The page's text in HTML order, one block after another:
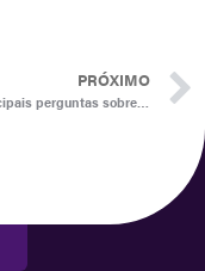
PRÓXIMO
As 5 principais perguntas sobre o REAC